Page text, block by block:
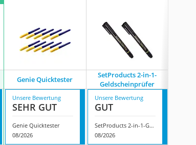
Genie Quicktester
SetProducts 2-in-1-
Geldscheinprüfer
Unsere Bewertung
SEHR GUT
Genie Quicktester
08/2026
Unsere Bewertung
GUT
SetProducts 2-in-1-Geldscheinprüfer
08/2026